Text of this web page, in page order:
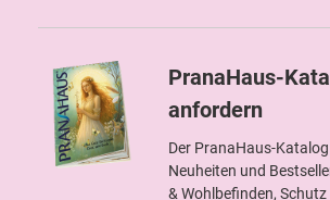
PranaHaus-
anfordern
Der PranaHaus-
Neuheiten und
& Wohlbefinden,